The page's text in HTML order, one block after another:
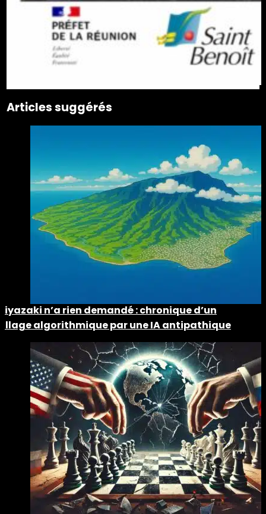
Articles suggérés
n’a rien demandé : chronique d’un
algorithmique par une IA antipathique